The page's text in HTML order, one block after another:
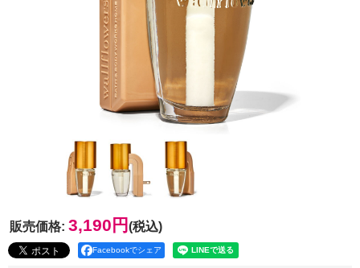
販売価格: 3,190円 (税込)
Facebookでシェア